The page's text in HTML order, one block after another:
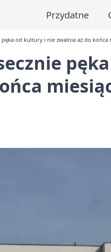
Przydatne
pęka od kultury i nie zwalnia aż do końca